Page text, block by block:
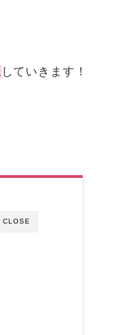
していきます！
CLOSE